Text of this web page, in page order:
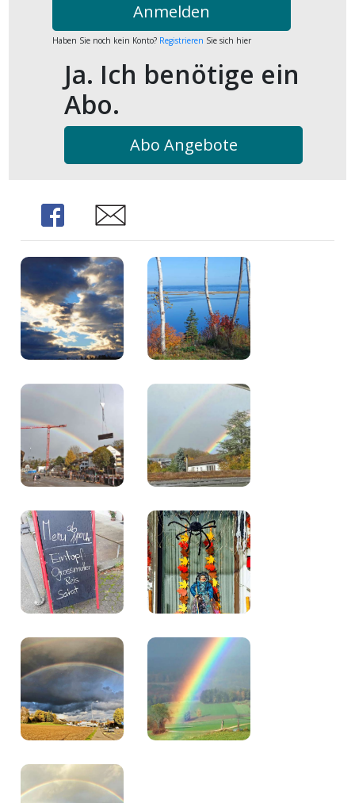
Anmelden
Haben Sie noch kein Konto? Registrieren Sie sich hier
Ja. Ich benötige ein
Abo.
Abo Angebote
Share Share